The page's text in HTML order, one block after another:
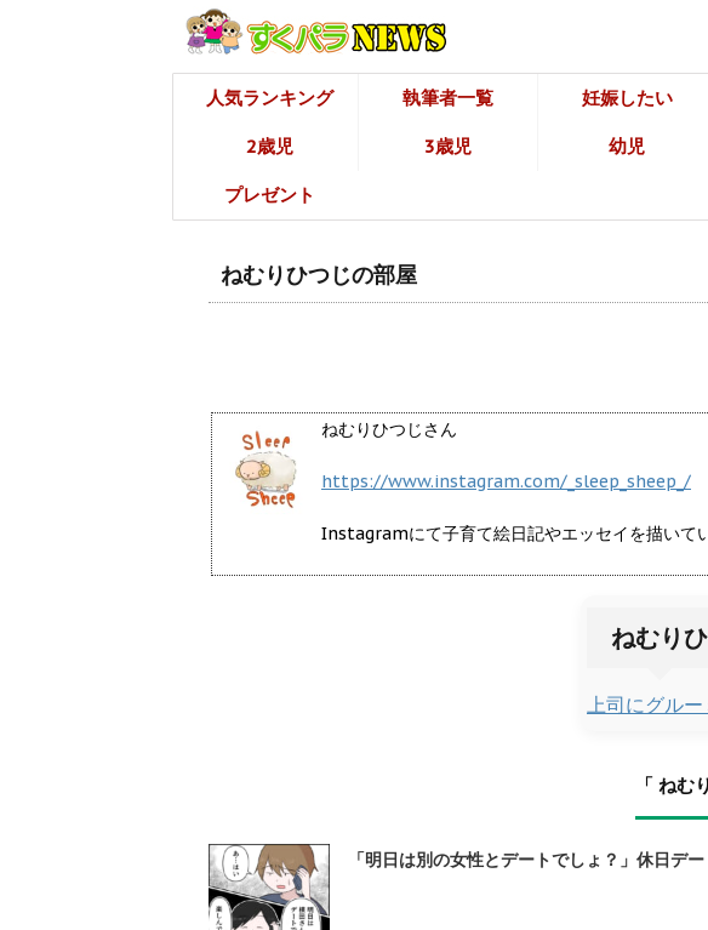
人気ランキング 執筆者一覧 妊娠したい
2歳児 3歳児 幼児
プレゼント
ねむりひつじの部屋
ねむりひつじさん
https://www.instagram.com/_sleep_sheep_/
Instagramにて子育て絵日記やエッセイを描いて
ねむり
上司にグル
「 ねむ
「明日は別の女性とデートでしょ？」休日デ